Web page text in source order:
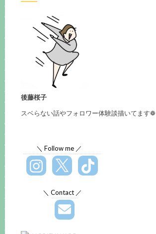
後藤桜子
スベらない話やフォロワー体験談描いてます❁
＼ Follow me ／
＼ Contact ／